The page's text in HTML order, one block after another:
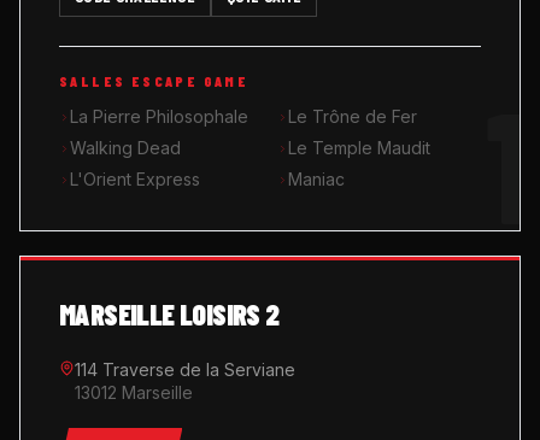
MUSIK ROOM KARAOKÉ
QUIZ GAME
SALLES ESCAPE GAME
La Pierre Philosophale
Le Trône de Fer
Walking Dead
Le Temple Maudit
L'Orient Express
Maniac
MARSEILLE LOISIRS 2
114 Traverse de la Serviane
13012 Marseille